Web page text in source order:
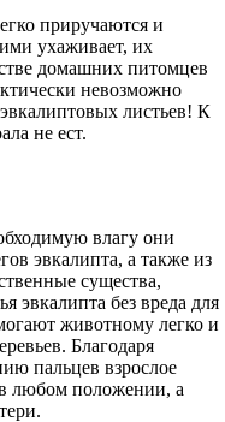
приручаются и
ухаживает, их
домашних питомцев
невозможно
листьев! К
не ест.
влагу они
эвкалипта, а также из
существа,
эвкалипта без вреда для
животному легко и
Благодаря
пальцев взрослое
любом положении, а